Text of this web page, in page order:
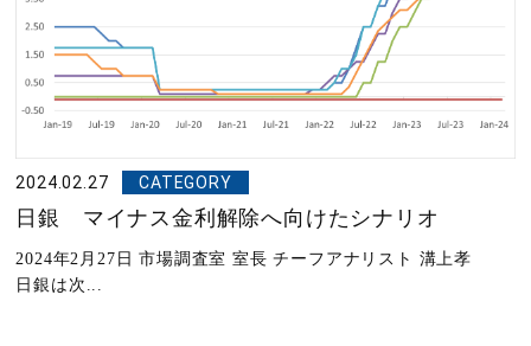
2024.02.27 CATEGORY
日銀 マイナス金利解除へ向けたシナリオ
2024年2月27日 市場調査室 室長 チーフアナリスト 溝上孝
日銀は次...